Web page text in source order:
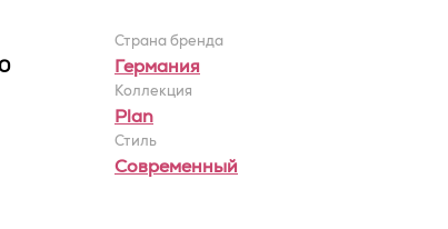
Страна бренда
Германия
Коллекция
Plan
Стиль
Современный